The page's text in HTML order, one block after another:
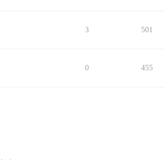
3 501
0 455